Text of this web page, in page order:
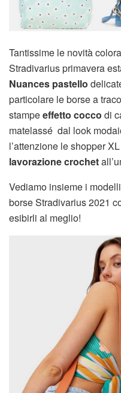
Tantissime le novità
Stradivarius primavera
Nuances pastello
particolare le borse a
stampeeffetto cocco di
matelassé dal look
l’attenzione le shopper
lavorazione crochet
Vediamo insieme i
borse Stradivarius 2021
esibirli al meglio!